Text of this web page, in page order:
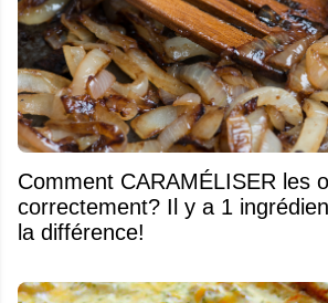
Comment CARAMÉLISER les
correctement? Il y a 1
la différence!